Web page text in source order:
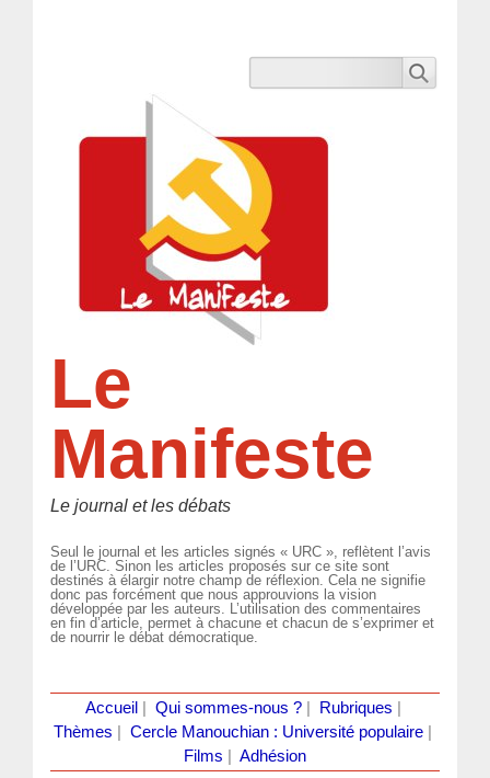
Le
Manifeste
Le journal et les débats
Seul le journal et les articles signés « URC », reflètent l’avis
de l’URC. Sinon les articles proposés sur ce site sont
destinés à élargir notre champ de réflexion. Cela ne signifie
donc pas forcément que nous approuvions la vision
développée par les auteurs. L’utilisation des commentaires
en fin d’article, permet à chacune et chacun de s’exprimer et
de nourrir le débat démocratique.
Accueil Qui sommes-nous ?| Rubriques
Thèmes
Cercle Manouchian : Université populaire
Films
Adhésion